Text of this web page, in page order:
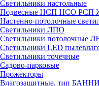
Светильники настольные
Подвесные НСП НСО
Настенно-потолочные
Светильники ЛПО
Светильники потолочные
Светильники LED
Светильники точечные
Садово-парковые
Прожекторы
Влагозащитные, тип